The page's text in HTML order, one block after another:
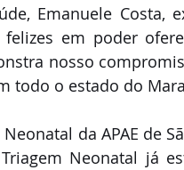
Emanuele Costa,
em poder
nosso
todo o estado do
da APAE de
Neonatal já